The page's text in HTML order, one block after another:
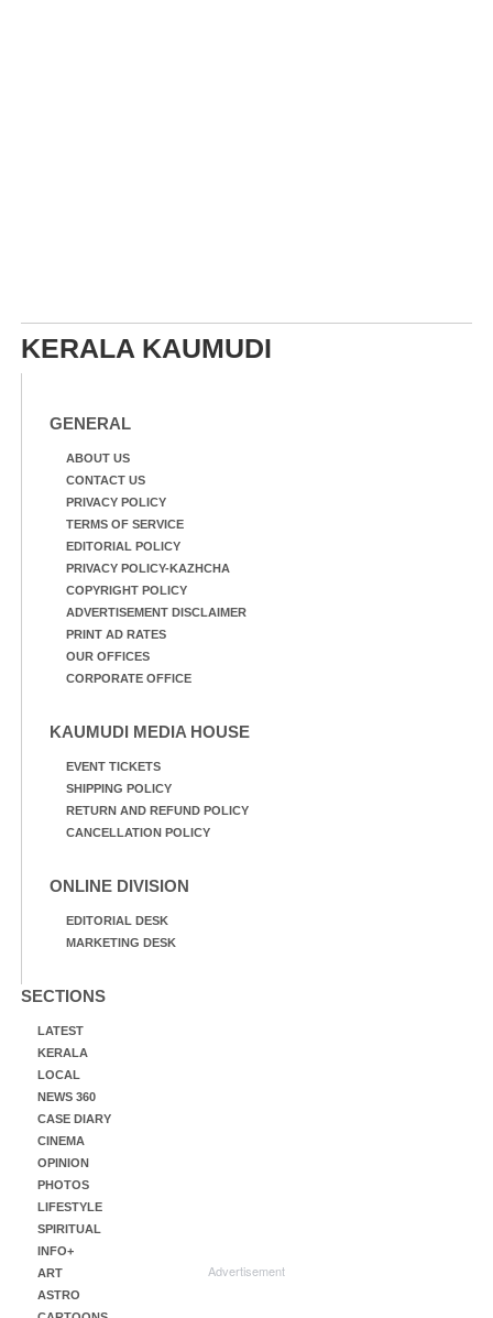
KERALA KAUMUDI
GENERAL
ABOUT US
CONTACT US
PRIVACY POLICY
TERMS OF SERVICE
EDITORIAL POLICY
PRIVACY POLICY-KAZHCHA
COPYRIGHT POLICY
ADVERTISEMENT DISCLAIMER
PRINT AD RATES
OUR OFFICES
CORPORATE OFFICE
KAUMUDI MEDIA HOUSE
EVENT TICKETS
SHIPPING POLICY
RETURN AND REFUND POLICY
CANCELLATION POLICY
ONLINE DIVISION
EDITORIAL DESK
MARKETING DESK
SECTIONS
LATEST
KERALA
LOCAL
NEWS 360
CASE DIARY
CINEMA
OPINION
PHOTOS
LIFESTYLE
SPIRITUAL
INFO+
ART
ASTRO
Advertisement